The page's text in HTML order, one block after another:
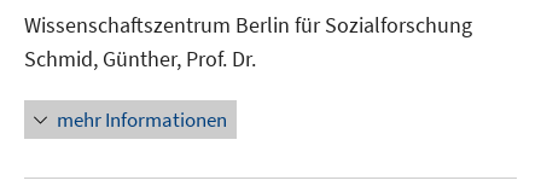
Fenster
öffnen
Wissenschaftszentrum Berlin für Sozialforschung
Schmid, Günther, Prof. Dr.
mehr Informationen